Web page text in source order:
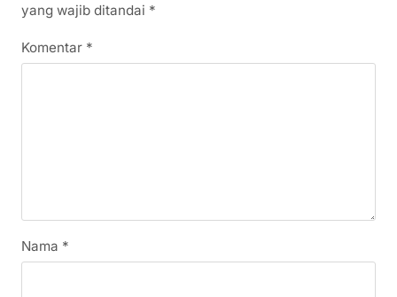
yang wajib ditandai *
Komentar *
Nama *